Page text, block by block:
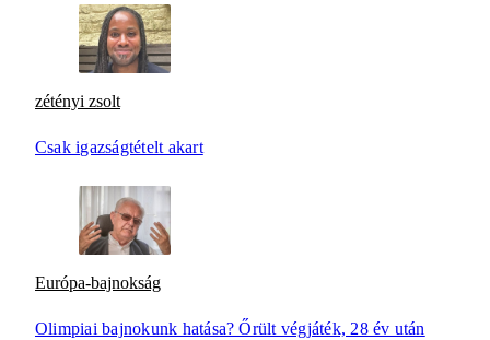
zétényi zsolt
Csak igazságtételt akart
Európa-bajnokság
Olimpiai bajnokunk hatása? Őrült végjáték, 28 év után